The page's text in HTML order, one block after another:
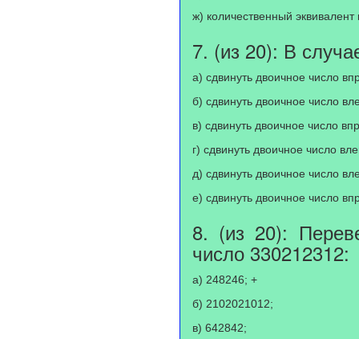
ж) количественный
7. (из 20): В
а) сдвинуть двоичное число
б) сдвинуть двоичное число
в) сдвинуть двоичное число
г) сдвинуть двоичное число
д) сдвинуть двоичное число
е) сдвинуть двоичное число
8. (из 20):
число 330212312:
а) 248246; +
б) 2102021012;
в) 642842;